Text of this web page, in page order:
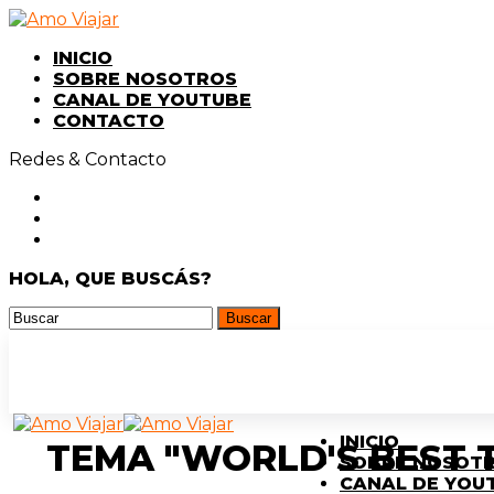
INICIO
SOBRE NOSOTROS
CANAL DE YOUTUBE
CONTACTO
Redes & Contacto
HOLA, QUE BUSCÁS?
INICIO
SOBRE
CANAL DE
TEMA "WORLD'S BEST